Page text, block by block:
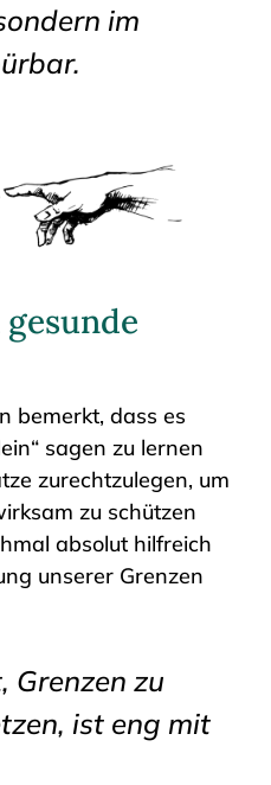
im
bemerkt, dass es
sagen zu lernen
zurechtzulegen, um
zu schützen
absolut hilfreich
unserer Grenzen
Grenzen zu
ist eng mit